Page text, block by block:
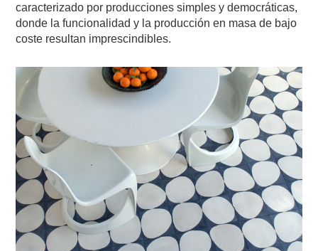
caracterizado por producciones simples y democráticas,
donde la funcionalidad y la producción en masa de bajo
coste resultan imprescindibles.